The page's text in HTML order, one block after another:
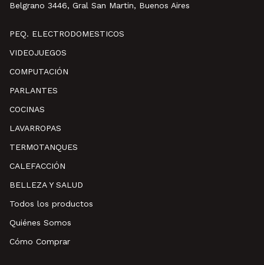
Belgrano 3446, Gral San Martin, Buenos Aires
PEQ. ELECTRODOMESTICOS
VIDEOJUEGOS
COMPUTACIÓN
PARLANTES
COCINAS
LAVARROPAS
TERMOTANQUES
CALEFACCIÓN
BELLEZA Y SALUD
Todos los productos
Quiénes Somos
Cómo Comprar